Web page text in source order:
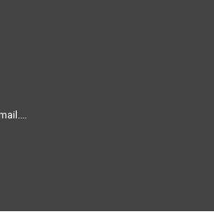
office.smpower.com.ua@gmail.com